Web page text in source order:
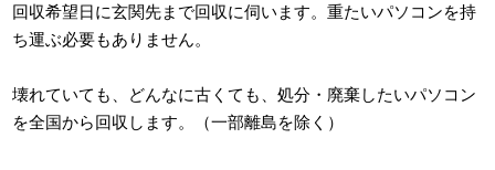
回収希望日に玄関先まで回収に伺います。重たいパソコンを持
ち運ぶ必要もありません。
壊れていても、どんなに古くても、処分・廃棄したいパソコン
を全国から回収します。（一部離島を除く）